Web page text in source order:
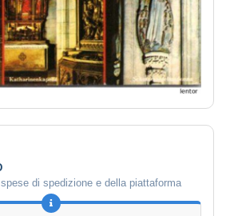
di spedizione e della piattaforma